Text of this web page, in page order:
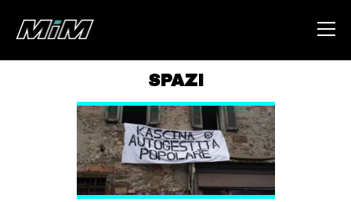
ABOUT
AREA
DEGENERAZIONE
SPAZI